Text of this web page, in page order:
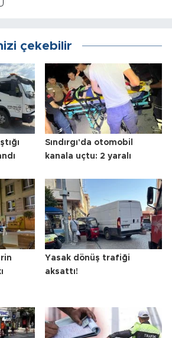
çekebilir
Sındırgı'da otomobil
kanala uçtu: 2 yaralı
Yasak dönüş trafiği
aksattı!